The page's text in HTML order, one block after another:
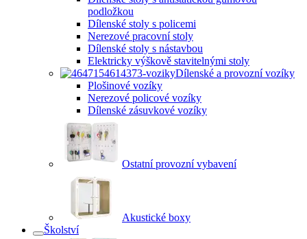
podložkou
Dílenské stoly s policemi
Nerezové pracovní stoly
Dílenské stoly s nástavbou
Elektricky výškově stavitelnými stoly
Dílenské a provozní vozíky
Plošinové vozíky
Nerezové policové vozíky
Dílenské zásuvkové vozíky
Ostatní provozní vybavení
Akustické boxy
Školství